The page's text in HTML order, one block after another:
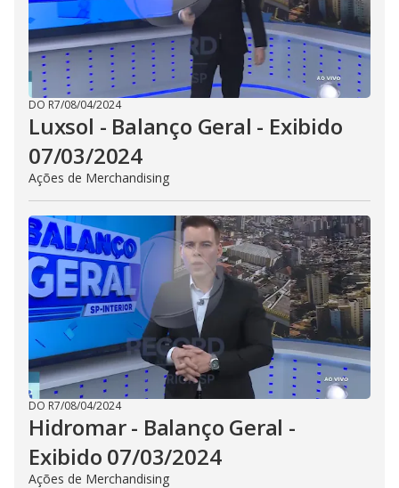
DO R7/08/04/2024
Luxsol - Balanço Geral - Exibido
07/03/2024
Ações de Merchandising
DO R7/08/04/2024
Hidromar - Balanço Geral -
Exibido 07/03/2024
Ações de Merchandising